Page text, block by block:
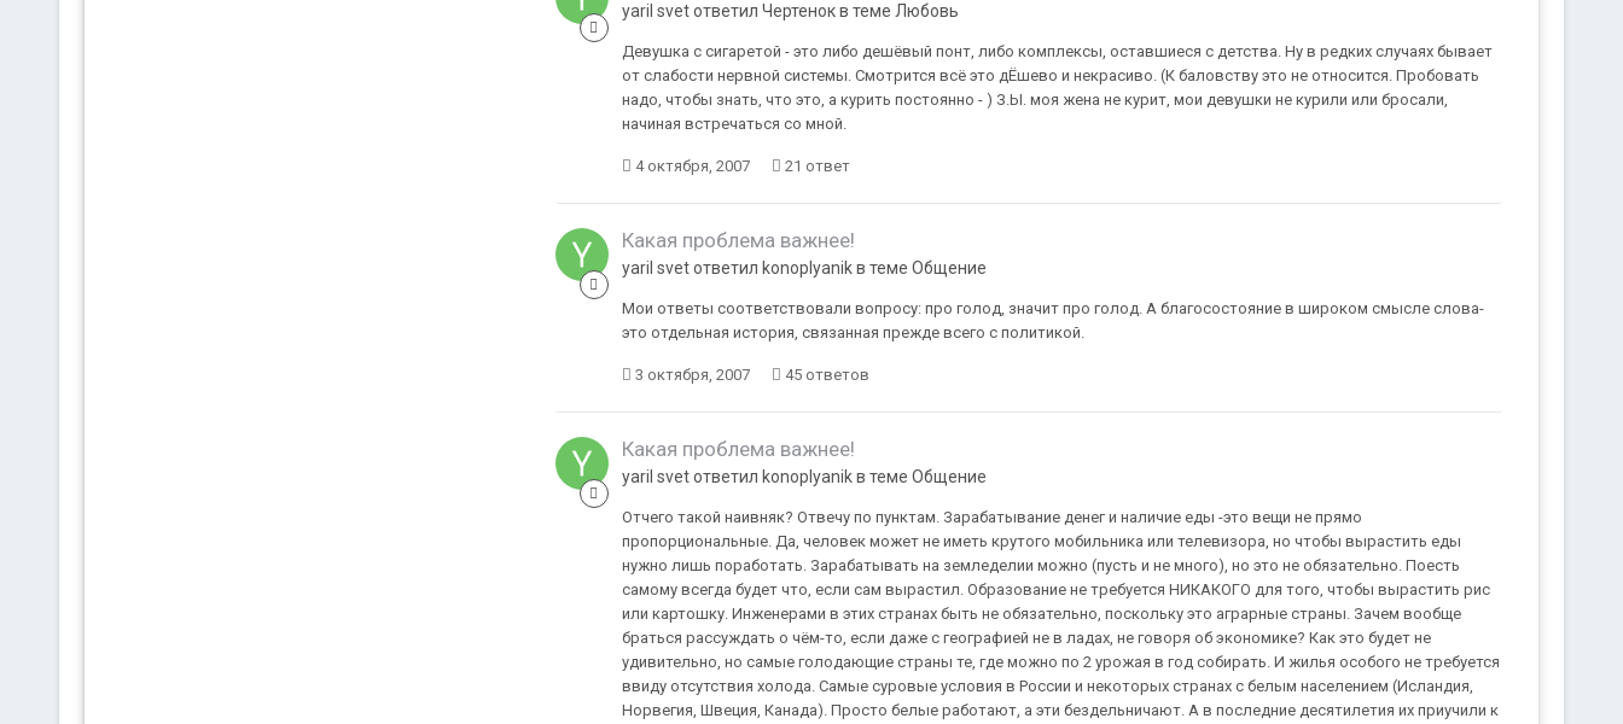
yaril svet ответил Чертенок в теме Любовь
Девушка с сигаретой - это либо дешёвый понт, либо комплексы, оставшиеся с детства. Ну в редких случаях бывает
от слабости нервной системы. Смотрится всё это дЁшево и некрасиво. (К баловству это не относится. Пробовать
надо, чтобы знать, что это, а курить постоянно - ) З.Ы. моя жена не курит, мои девушки не курили или бросали,
начиная встречаться со мной.
4 октября, 2007 21 ответ
Какая проблема важнее!
yaril svet ответил konoplyanik в теме Общение
Мои ответы соответствовали вопросу: про голод, значит про голод. А благосостояние в широком смысле слова-
это отдельная история, связанная прежде всего с политикой.
3 октября, 2007 45 ответов
Какая проблема важнее!
yaril svet ответил konoplyanik в теме Общение
Отчего такой наивняк? Отвечу по пунктам. Зарабатывание денег и наличие еды -это вещи не прямо
пропорциональные. Да, человек может не иметь крутого мобильника или телевизора, но чтобы вырастить еды
нужно лишь поработать. Зарабатывать на земледелии можно (пусть и не много), но это не обязательно. Поесть
самому всегда будет что, если сам вырастил. Образование не требуется НИКАКОГО для того, чтобы вырастить рис
или картошку. Инженерами в этих странах быть не обязательно, поскольку это аграрные страны. Зачем вообще
браться рассуждать о чём-то, если даже с географией не в ладах, не говоря об экономике? Как это будет не
удивительно, но самые голодающие страны те, где можно по 2 урожая в год собирать. И жилья особого не требуется
ввиду отсутствия холода. Самые суровые условия в России и некоторых странах с белым населением (Исландия,
Норвегия, Швеция, Канада). Просто белые работают, а эти бездельничают. А в последние десятилетия их приучили к